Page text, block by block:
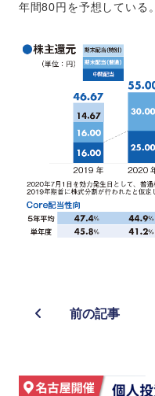
年間80円を予想している。
前の記事